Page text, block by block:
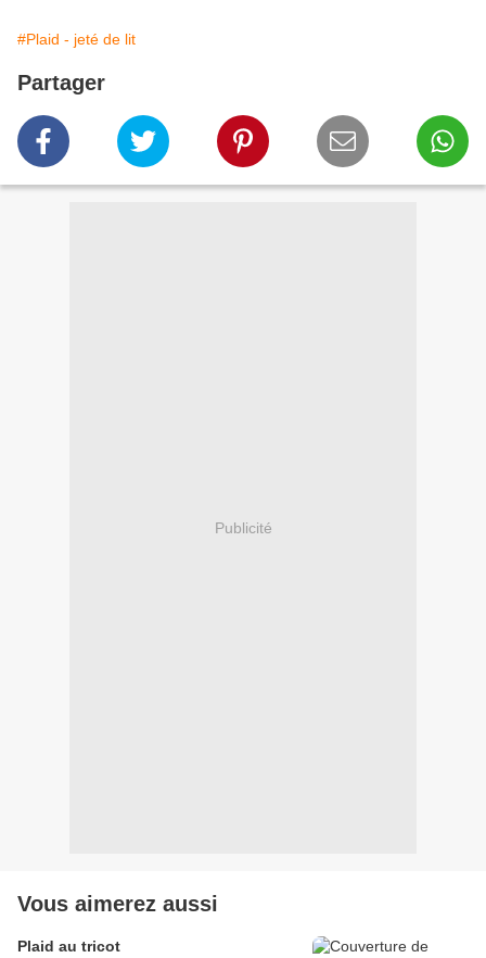
#Plaid - jeté de lit
Partager
Publicité
Vous aimerez aussi
Plaid au tricot